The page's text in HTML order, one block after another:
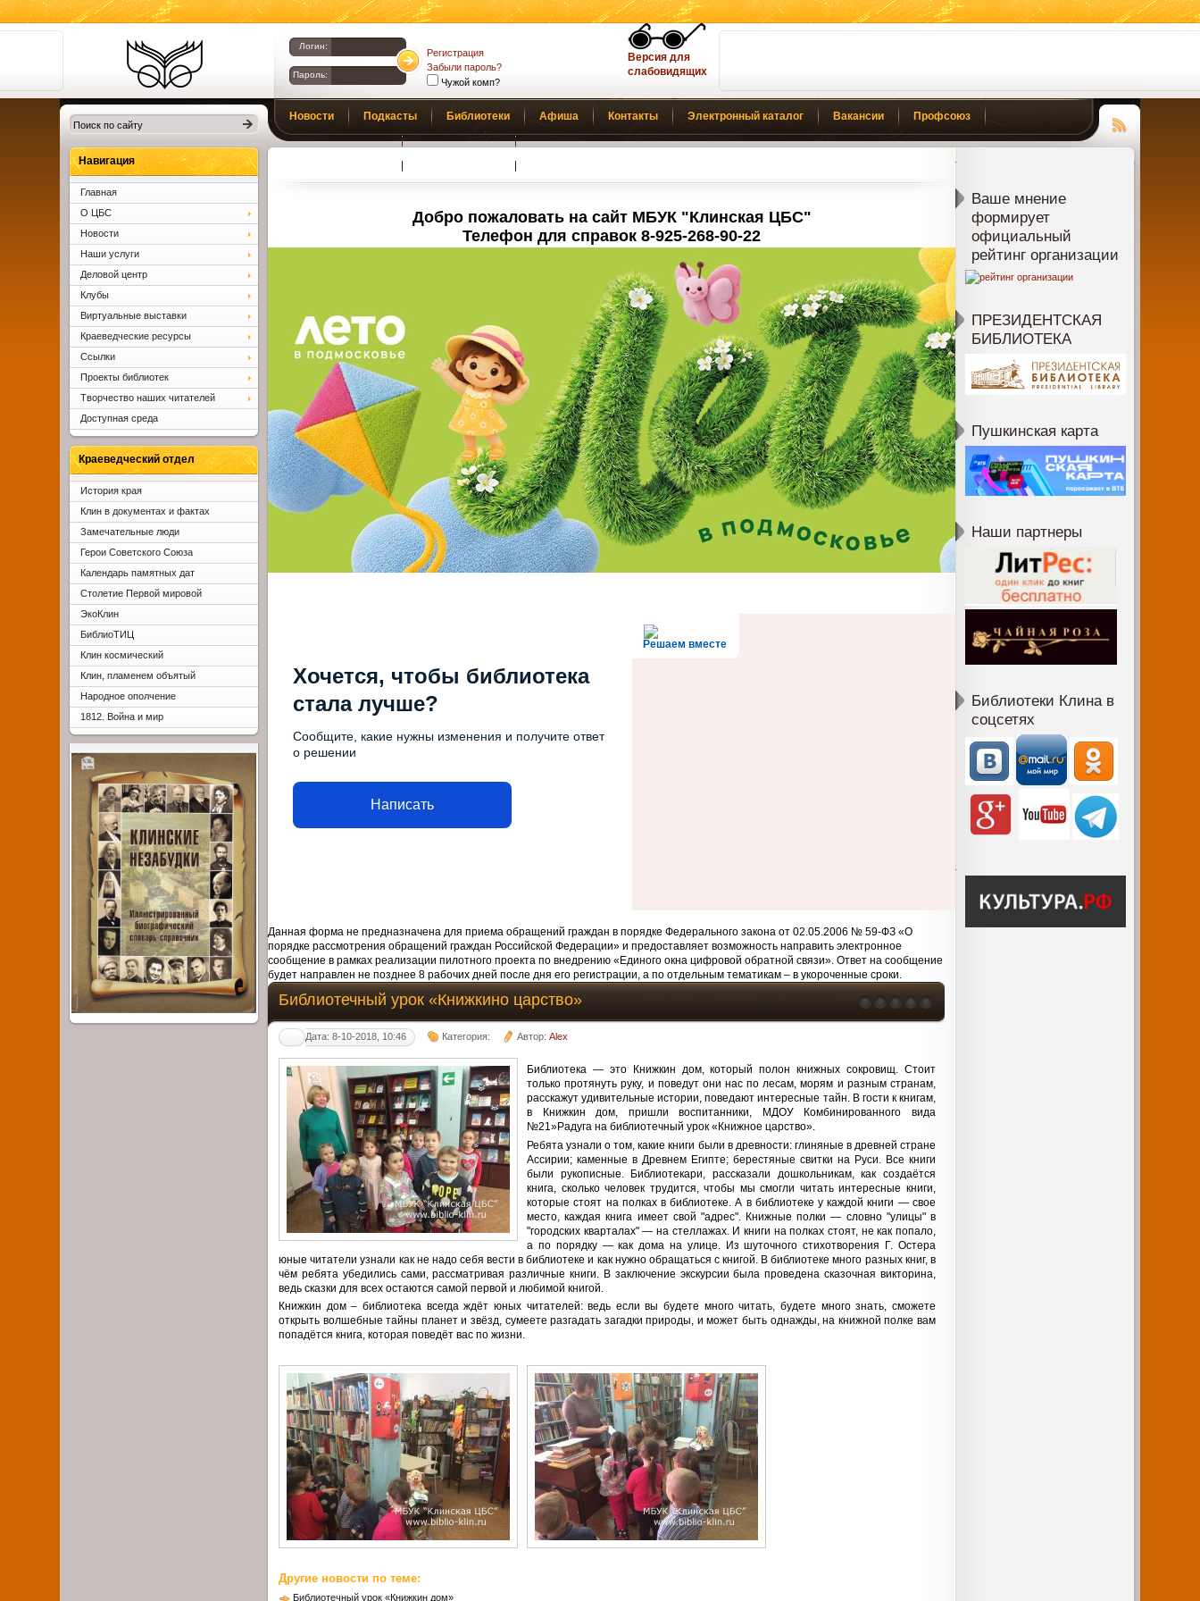
Библиотеки
Клина. Клинская
ЦБС.
Логин:
Пароль:
Регистрация
Забыли пароль?
Чужой комп?
Версия для
слабовидящих
Новости Подкасты Библиотеки Афиша Контакты Электронный каталог Вакансии Профсоюз
Чтение
Добро пожаловать на сайт МБУК "Клинская ЦБС"
Телефон для справок 8-925-268-90-22
Решаем вместе
Хочется, чтобы библиотека
стала лучше?
Сообщите, какие нужны изменения и получите ответ
о решении
Написать
Данная форма не предназначена для приема обращений граждан в порядке Федерального закона от 02.05.2006 № 59-ФЗ «О
порядке рассмотрения обращений граждан Российской Федерации» и предоставляет возможность направить электронное
сообщение в рамках реализации пилотного проекта по внедрению «Единого окна цифровой обратной связи». Ответ на сообщение
будет направлен не позднее 8 рабочих дней после дня его регистрации, а по отдельным тематикам – в укороченные сроки.
Библиотечный урок «Книжкино царство»
Дата: 8-10-2018, 10:46 Категория: Автор:Alex
Библиотека — это Книжкин дом, который полон книжных сокровищ. Стоит
только протянуть руку, и поведут они нас по лесам, морям и разным странам,
расскажут удивительные истории, поведают интересные тайн. В гости к книгам,
в Книжкин дом, пришли воспитанники, МДОУ Комбинированного вида
№21»Радуга на библиотечный урок «Книжное царство».
Ребята узнали о том, какие книги были в древности: глиняные в древней стране
Ассирии; каменные в Древнем Египте; берестяные свитки на Руси. Все книги
были рукописные. Библиотекари, рассказали дошкольникам, как создаётся
книга, сколько человек трудится, чтобы мы смогли читать интересные книги,
которые стоят на полках в библиотеке. А в библиотеке у каждой книги — свое
место, каждая книга имеет свой "адрес". Книжные полки — словно "улицы" в
"городских кварталах" — на стеллажах. И книги на полках стоят, не как попало,
а по порядку — как дома на улице. Из шуточного стихотворения Г. Остера
юные читатели узнали как не надо себя вести в библиотеке и как нужно обращаться с книгой. В библиотеке много разных книг, в
чём ребята убедились сами, рассматривая различные книги. В заключение экскурсии была проведена сказочная викторина,
ведь сказки для всех остаются самой первой и любимой книгой.
Книжкин дом – библиотека всегда ждёт юных читателей: ведь если вы будете много читать, будете много знать, сможете
открыть волшебные тайны планет и звёзд, сумеете разгадать загадки природы, и может быть однажды, на книжной полке вам
попадётся книга, которая поведёт вас по жизни.
Другие новости по теме:
Библиотечный урок «Книжкин дом»
Ваше мнение
формирует
официальный
рейтинг организации
ПРЕЗИДЕНТСКАЯ
БИБЛИОТЕКА
Пушкинская карта
Наши партнеры
Библиотеки Клина в
соцсетях
Навигация
Главная
О ЦБС
Новости
Наши услуги
Деловой центр
Клубы
Виртуальные выставки
Краеведческие ресурсы
Ссылки
Проекты библиотек
Творчество наших читателей
Доступная среда
Краеведческий отдел
История края
Клин в документах и фактах
Замечательные люди
Герои Советского Союза
Календарь памятных дат
Столетие Первой мировой
ЭкоКлин
БиблиоТИЦ
Клин космический
Клин, пламенем объятый
Народное ополчение
1812. Война и мир